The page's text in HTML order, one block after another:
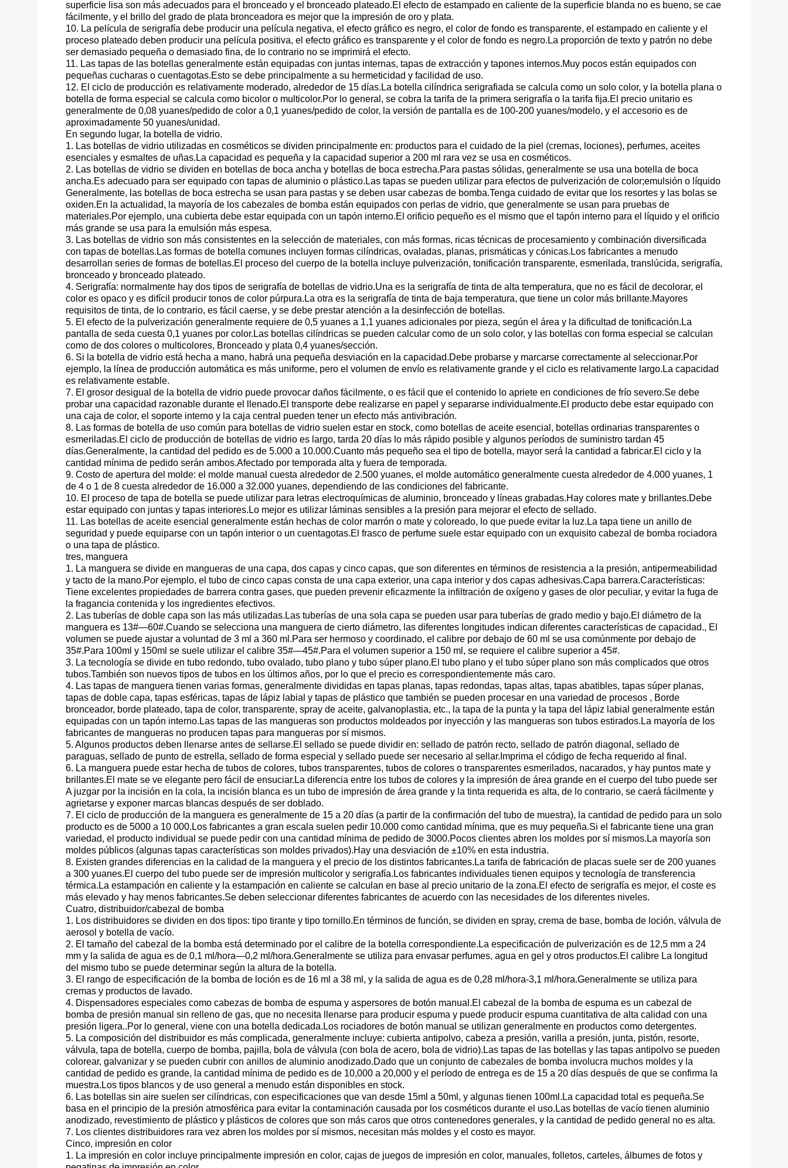
superficie lisa son más adecuados para el bronceado y el bronceado plateado.El efecto de estampado en caliente de la superficie blanda no es bueno, se cae
fácilmente, y el brillo del grado de plata bronceadora es mejor que la impresión de oro y plata.
10. La película de serigrafía debe producir una película negativa, el efecto gráfico es negro, el color de fondo es transparente, el estampado en caliente y el
proceso plateado deben producir una película positiva, el efecto gráfico es transparente y el color de fondo es negro.La proporción de texto y patrón no debe
ser demasiado pequeña o demasiado fina, de lo contrario no se imprimirá el efecto.
11. Las tapas de las botellas generalmente están equipadas con juntas internas, tapas de extracción y tapones internos.Muy pocos están equipados con
pequeñas cucharas o cuentagotas.Esto se debe principalmente a su hermeticidad y facilidad de uso.
12. El ciclo de producción es relativamente moderado, alrededor de 15 días.La botella cilíndrica serigrafiada se calcula como un solo color, y la botella plana o
botella de forma especial se calcula como bicolor o multicolor.Por lo general, se cobra la tarifa de la primera serigrafía o la tarifa fija.El precio unitario es
generalmente de 0,08 yuanes/pedido de color a 0,1 yuanes/pedido de color, la versión de pantalla es de 100-200 yuanes/modelo, y el accesorio es de
aproximadamente 50 yuanes/unidad.
En segundo lugar, la botella de vidrio.
1. Las botellas de vidrio utilizadas en cosméticos se dividen principalmente en: productos para el cuidado de la piel (cremas, lociones), perfumes, aceites
esenciales y esmaltes de uñas.La capacidad es pequeña y la capacidad superior a 200 ml rara vez se usa en cosméticos.
2. Las botellas de vidrio se dividen en botellas de boca ancha y botellas de boca estrecha.Para pastas sólidas, generalmente se usa una botella de boca
ancha.Es adecuado para ser equipado con tapas de aluminio o plástico.Las tapas se pueden utilizar para efectos de pulverización de color;emulsión o líquido
Generalmente, las botellas de boca estrecha se usan para pastas y se deben usar cabezas de bomba.Tenga cuidado de evitar que los resortes y las bolas se
oxiden.En la actualidad, la mayoría de los cabezales de bomba están equipados con perlas de vidrio, que generalmente se usan para pruebas de
materiales.Por ejemplo, una cubierta debe estar equipada con un tapón interno.El orificio pequeño es el mismo que el tapón interno para el líquido y el orificio
más grande se usa para la emulsión más espesa.
3. Las botellas de vidrio son más consistentes en la selección de materiales, con más formas, ricas técnicas de procesamiento y combinación diversificada
con tapas de botellas.Las formas de botella comunes incluyen formas cilíndricas, ovaladas, planas, prismáticas y cónicas.Los fabricantes a menudo
desarrollan series de formas de botellas.El proceso del cuerpo de la botella incluye pulverización, tonificación transparente, esmerilada, translúcida, serigrafía,
bronceado y bronceado plateado.
4. Serigrafía: normalmente hay dos tipos de serigrafía de botellas de vidrio.Una es la serigrafía de tinta de alta temperatura, que no es fácil de decolorar, el
color es opaco y es difícil producir tonos de color púrpura.La otra es la serigrafía de tinta de baja temperatura, que tiene un color más brillante.Mayores
requisitos de tinta, de lo contrario, es fácil caerse, y se debe prestar atención a la desinfección de botellas.
5. El efecto de la pulverización generalmente requiere de 0,5 yuanes a 1,1 yuanes adicionales por pieza, según el área y la dificultad de tonificación.La
pantalla de seda cuesta 0,1 yuanes por color.Las botellas cilíndricas se pueden calcular como de un solo color, y las botellas con forma especial se calculan
como de dos colores o multicolores, Bronceado y plata 0,4 yuanes/sección.
6. Si la botella de vidrio está hecha a mano, habrá una pequeña desviación en la capacidad.Debe probarse y marcarse correctamente al seleccionar.Por
ejemplo, la línea de producción automática es más uniforme, pero el volumen de envío es relativamente grande y el ciclo es relativamente largo.La capacidad
es relativamente estable.
7. El grosor desigual de la botella de vidrio puede provocar daños fácilmente, o es fácil que el contenido lo apriete en condiciones de frío severo.Se debe
probar una capacidad razonable durante el llenado.El transporte debe realizarse en papel y separarse individualmente.El producto debe estar equipado con
una caja de color, el soporte interno y la caja central pueden tener un efecto más antivibración.
8. Las formas de botella de uso común para botellas de vidrio suelen estar en stock, como botellas de aceite esencial, botellas ordinarias transparentes o
esmeriladas.El ciclo de producción de botellas de vidrio es largo, tarda 20 días lo más rápido posible y algunos períodos de suministro tardan 45
días.Generalmente, la cantidad del pedido es de 5.000 a 10.000.Cuanto más pequeño sea el tipo de botella, mayor será la cantidad a fabricar.El ciclo y la
cantidad mínima de pedido serán ambos.Afectado por temporada alta y fuera de temporada.
9. Costo de apertura del molde: el molde manual cuesta alrededor de 2.500 yuanes, el molde automático generalmente cuesta alrededor de 4.000 yuanes, 1
de 4 o 1 de 8 cuesta alrededor de 16.000 a 32.000 yuanes, dependiendo de las condiciones del fabricante.
10. El proceso de tapa de botella se puede utilizar para letras electroquímicas de aluminio, bronceado y líneas grabadas.Hay colores mate y brillantes.Debe
estar equipado con juntas y tapas interiores.Lo mejor es utilizar láminas sensibles a la presión para mejorar el efecto de sellado.
11. Las botellas de aceite esencial generalmente están hechas de color marrón o mate y coloreado, lo que puede evitar la luz.La tapa tiene un anillo de
seguridad y puede equiparse con un tapón interior o un cuentagotas.El frasco de perfume suele estar equipado con un exquisito cabezal de bomba rociadora
o una tapa de plástico.
tres, manguera
1. La manguera se divide en mangueras de una capa, dos capas y cinco capas, que son diferentes en términos de resistencia a la presión, antipermeabilidad
y tacto de la mano.Por ejemplo, el tubo de cinco capas consta de una capa exterior, una capa interior y dos capas adhesivas.Capa barrera.Características:
Tiene excelentes propiedades de barrera contra gases, que pueden prevenir eficazmente la infiltración de oxígeno y gases de olor peculiar, y evitar la fuga de
la fragancia contenida y los ingredientes efectivos.
2. Las tuberías de doble capa son las más utilizadas.Las tuberías de una sola capa se pueden usar para tuberías de grado medio y bajo.El diámetro de la
manguera es 13#—60#.Cuando se selecciona una manguera de cierto diámetro, las diferentes longitudes indican diferentes características de capacidad., El
volumen se puede ajustar a voluntad de 3 ml a 360 ml.Para ser hermoso y coordinado, el calibre por debajo de 60 ml se usa comúnmente por debajo de
35#.Para 100ml y 150ml se suele utilizar el calibre 35#—45#.Para el volumen superior a 150 ml, se requiere el calibre superior a 45#.
3. La tecnología se divide en tubo redondo, tubo ovalado, tubo plano y tubo súper plano.El tubo plano y el tubo súper plano son más complicados que otros
tubos.También son nuevos tipos de tubos en los últimos años, por lo que el precio es correspondientemente más caro.
4. Las tapas de manguera tienen varias formas, generalmente divididas en tapas planas, tapas redondas, tapas altas, tapas abatibles, tapas súper planas,
tapas de doble capa, tapas esféricas, tapas de lápiz labial y tapas de plástico que también se pueden procesar en una variedad de procesos , Borde
bronceador, borde plateado, tapa de color, transparente, spray de aceite, galvanoplastia, etc., la tapa de la punta y la tapa del lápiz labial generalmente están
equipadas con un tapón interno.Las tapas de las mangueras son productos moldeados por inyección y las mangueras son tubos estirados.La mayoría de los
fabricantes de mangueras no producen tapas para mangueras por sí mismos.
5. Algunos productos deben llenarse antes de sellarse.El sellado se puede dividir en: sellado de patrón recto, sellado de patrón diagonal, sellado de
paraguas, sellado de punto de estrella, sellado de forma especial y sellado puede ser necesario al sellar.Imprima el código de fecha requerido al final.
6. La manguera puede estar hecha de tubos de colores, tubos transparentes, tubos de colores o transparentes esmerilados, nacarados, y hay puntos mate y
brillantes.El mate se ve elegante pero fácil de ensuciar.La diferencia entre los tubos de colores y la impresión de área grande en el cuerpo del tubo puede ser
A juzgar por la incisión en la cola, la incisión blanca es un tubo de impresión de área grande y la tinta requerida es alta, de lo contrario, se caerá fácilmente y
agrietarse y exponer marcas blancas después de ser doblado.
7. El ciclo de producción de la manguera es generalmente de 15 a 20 días (a partir de la confirmación del tubo de muestra), la cantidad de pedido para un solo
producto es de 5000 a 10 000.Los fabricantes a gran escala suelen pedir 10.000 como cantidad mínima, que es muy pequeña.Si el fabricante tiene una gran
variedad, el producto individual se puede pedir con una cantidad mínima de pedido de 3000.Pocos clientes abren los moldes por sí mismos.La mayoría son
moldes públicos (algunas tapas características son moldes privados).Hay una desviación de ±10% en esta industria.
8. Existen grandes diferencias en la calidad de la manguera y el precio de los distintos fabricantes.La tarifa de fabricación de placas suele ser de 200 yuanes
a 300 yuanes.El cuerpo del tubo puede ser de impresión multicolor y serigrafía.Los fabricantes individuales tienen equipos y tecnología de transferencia
térmica.La estampación en caliente y la estampación en caliente se calculan en base al precio unitario de la zona.El efecto de serigrafía es mejor, el coste es
más elevado y hay menos fabricantes.Se deben seleccionar diferentes fabricantes de acuerdo con las necesidades de los diferentes niveles.
Cuatro, distribuidor/cabezal de bomba
1. Los distribuidores se dividen en dos tipos: tipo tirante y tipo tornillo.En términos de función, se dividen en spray, crema de base, bomba de loción, válvula de
aerosol y botella de vacío.
2. El tamaño del cabezal de la bomba está determinado por el calibre de la botella correspondiente.La especificación de pulverización es de 12,5 mm a 24
mm y la salida de agua es de 0,1 ml/hora—0,2 ml/hora.Generalmente se utiliza para envasar perfumes, agua en gel y otros productos.El calibre La longitud
del mismo tubo se puede determinar según la altura de la botella.
3. El rango de especificación de la bomba de loción es de 16 ml a 38 ml, y la salida de agua es de 0,28 ml/hora-3,1 ml/hora.Generalmente se utiliza para
cremas y productos de lavado.
4. Dispensadores especiales como cabezas de bomba de espuma y aspersores de botón manual.El cabezal de la bomba de espuma es un cabezal de
bomba de presión manual sin relleno de gas, que no necesita llenarse para producir espuma y puede producir espuma cuantitativa de alta calidad con una
presión ligera..Por lo general, viene con una botella dedicada.Los rociadores de botón manual se utilizan generalmente en productos como detergentes.
5. La composición del distribuidor es más complicada, generalmente incluye: cubierta antipolvo, cabeza a presión, varilla a presión, junta, pistón, resorte,
válvula, tapa de botella, cuerpo de bomba, pajilla, bola de válvula (con bola de acero, bola de vidrio).Las tapas de las botellas y las tapas antipolvo se pueden
colorear, galvanizar y se pueden cubrir con anillos de aluminio anodizado.Dado que un conjunto de cabezales de bomba involucra muchos moldes y la
cantidad de pedido es grande, la cantidad mínima de pedido es de 10,000 a 20,000 y el período de entrega es de 15 a 20 días después de que se confirma la
muestra.Los tipos blancos y de uso general a menudo están disponibles en stock.
6. Las botellas sin aire suelen ser cilíndricas, con especificaciones que van desde 15ml a 50ml, y algunas tienen 100ml.La capacidad total es pequeña.Se
basa en el principio de la presión atmosférica para evitar la contaminación causada por los cosméticos durante el uso.Las botellas de vacío tienen aluminio
anodizado, revestimiento de plástico y plásticos de colores que son más caros que otros contenedores generales, y la cantidad de pedido general no es alta.
7. Los clientes distribuidores rara vez abren los moldes por sí mismos, necesitan más moldes y el costo es mayor.
Cinco, impresión en color
1. La impresión en color incluye principalmente impresión en color, cajas de juegos de impresión en color, manuales, folletos, carteles, álbumes de fotos y